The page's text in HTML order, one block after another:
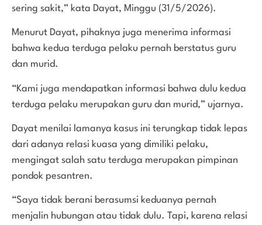
sering sakit,” kata Dayat, Minggu (31/5/2026).
Menurut Dayat, pihaknya juga menerima informasi
bahwa kedua terduga pelaku pernah berstatus guru
dan murid.
“Kami juga mendapatkan informasi bahwa dulu kedua
terduga pelaku merupakan guru dan murid,” ujarnya.
Dayat menilai lamanya kasus ini terungkap tidak lepas
dari adanya relasi kuasa yang dimiliki pelaku,
mengingat salah satu terduga merupakan pimpinan
pondok pesantren.
“Saya tidak berani berasumsi keduanya pernah
menjalin hubungan atau tidak dulu. Tapi, karena relasi